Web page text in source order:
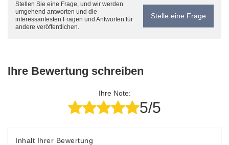
Stellen Sie eine Frage, und wir werden
umgehend antworten und die
interessantesten Fragen und Antworten für
andere veröffentlichen.
Stelle eine Frage
Ihre Bewertung schreiben
Ihre Note:
5/5
Inhalt Ihrer Bewertung